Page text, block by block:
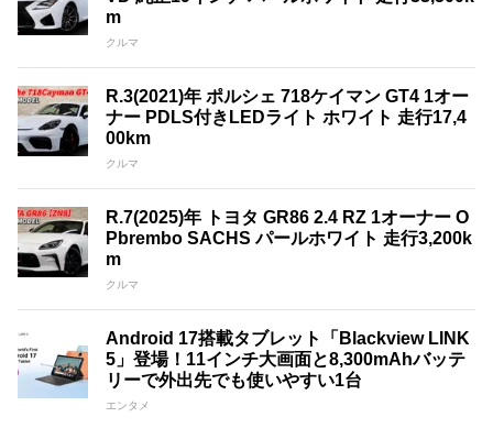
m
クルマ
R.3(2021)年 ポルシェ 718ケイマン GT4 1オー
ナー PDLS付きLEDライト ホワイト 走行17,4
00km
クルマ
R.7(2025)年 トヨタ GR86 2.4 RZ 1オーナー O
Pbrembo SACHS パールホワイト 走行3,200k
m
クルマ
Android 17搭載タブレット「Blackview LINK
5」登場！11インチ大画面と8,300mAhバッテ
リーで外出先でも使いやすい1台
エンタメ